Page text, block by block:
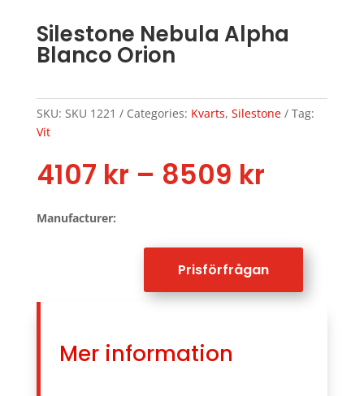
Silestone Nebula Alpha
Blanco Orion
SKU: SKU 1221 Categories: Kvarts, Silestone
Tag:
Vit
4107 kr – 8509 krPrice
8509
Manufacturer:
Prisförfrågan
Mer information